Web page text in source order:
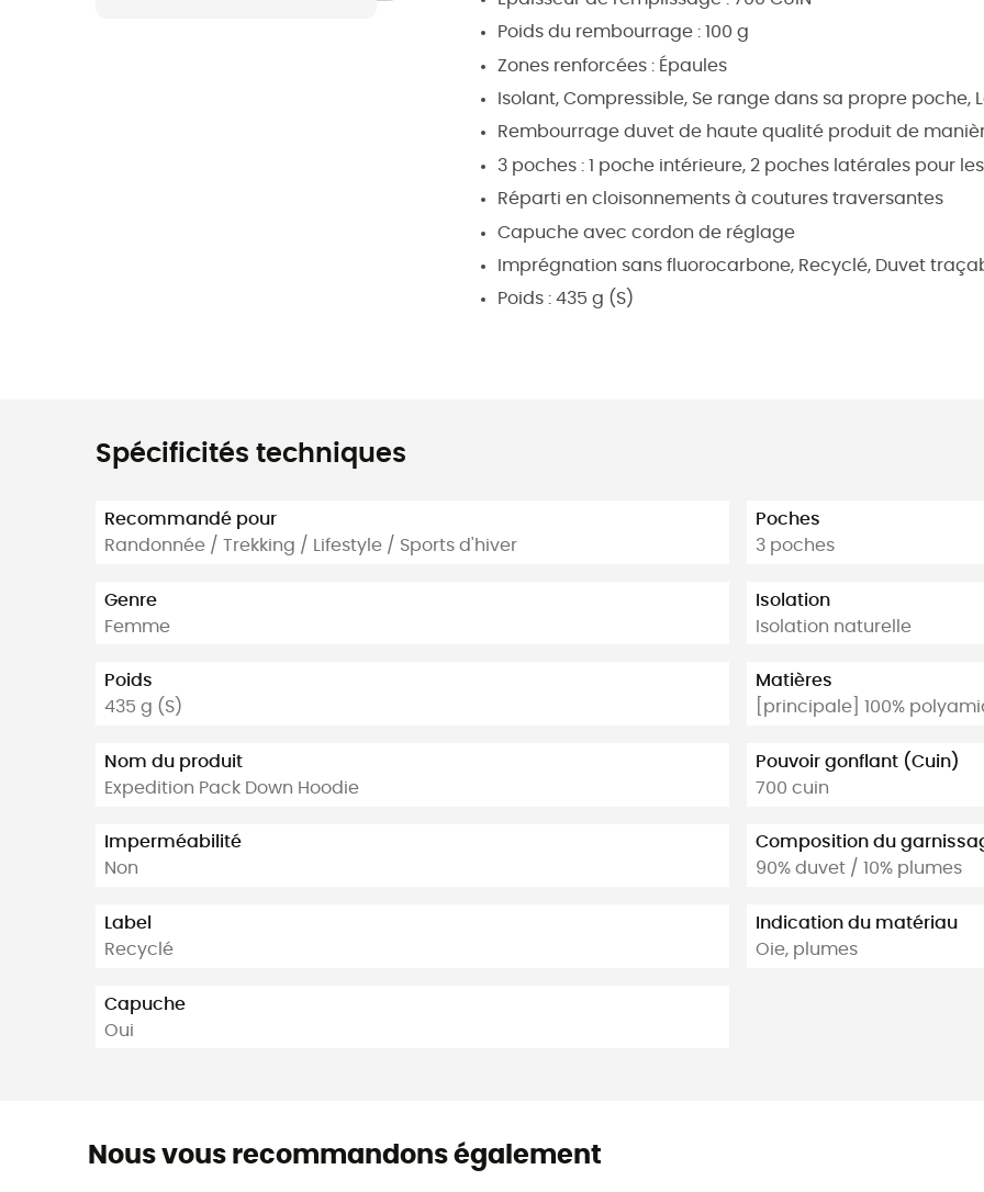
Poids du rembourrage : 100 g
Zones renforcées : Épaules
Isolant, Compressible, Se range dans sa propre poche,
Rembourrage duvet de haute qualité produit de
3 poches : 1 poche intérieure, 2 poches latérales pour
Réparti en cloisonnements à coutures traversantes
Capuche avec cordon de réglage
Imprégnation sans fluorocarbone, Recyclé, Duvet
Poids : 435 g (S)
Spécificités techniques
Recommandé pour
Randonnée / Trekking / Lifestyle / Sports d'hiver
Genre
Femme
Poids
435 g (S)
Nom du produit
Expedition Pack Down Hoodie
Imperméabilité
Non
Label
Recyclé
Capuche
Oui
Poches
3 poches
Isolation
Isolation naturelle
Matières
[principale] 100%
Pouvoir gonflant (Cuin)
700 cuin
Composition du
90% duvet / 10% plumes
Indication du matériau
Oie, plumes
Nous vous recommandons également